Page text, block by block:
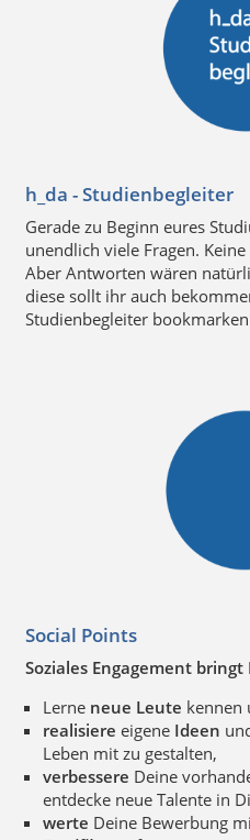
h_da - Studienbegleiter
Gerade zu Beginn eures
unendlich viele Fragen.
Aber Antworten wären
diese sollt ihr auch
Studienbegleiter
Social Points
Soziales Engagement
Lerne neue Leute kennen
realisiere eigene Ideen
Leben mit zu gestalten,
verbessere Deine
entdecke neue Talente in
werte Deine Bewerbung